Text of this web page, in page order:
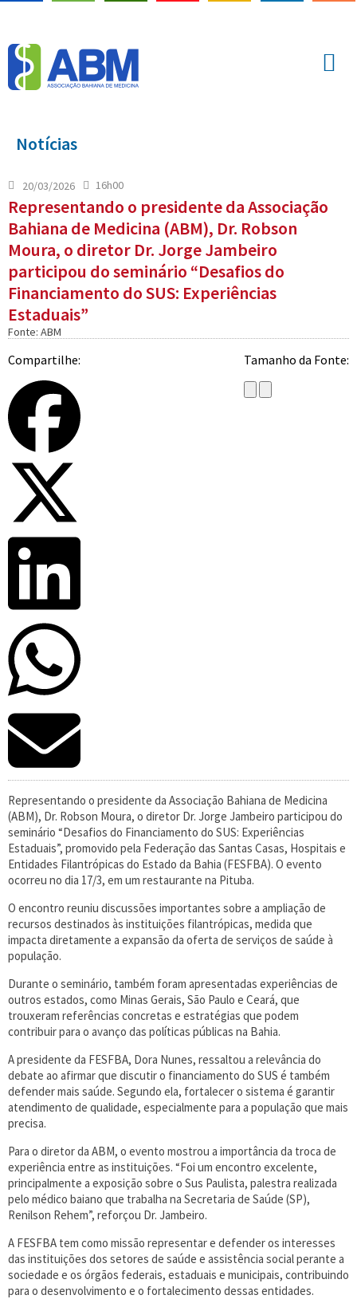
Notícias
20/03/2026 16h00
Representando o presidente da Associação
Bahiana de Medicina (ABM), Dr. Robson
Moura, o diretor Dr. Jorge Jambeiro
participou do seminário “Desafios do
Financiamento do SUS: Experiências
Estaduais”
Fonte: ABM
Compartilhe: Tamanho da Fonte:
Representando o presidente da Associação Bahiana de Medicina
(ABM), Dr. Robson Moura, o diretor Dr. Jorge Jambeiro participou do
seminário “Desafios do Financiamento do SUS: Experiências
Estaduais”, promovido pela Federação das Santas Casas, Hospitais e
Entidades Filantrópicas do Estado da Bahia (FESFBA). O evento
ocorreu no dia 17/3, em um restaurante na Pituba.
O encontro reuniu discussões importantes sobre a ampliação de
recursos destinados às instituições filantrópicas, medida que
impacta diretamente a expansão da oferta de serviços de saúde à
população.
Durante o seminário, também foram apresentadas experiências de
outros estados, como Minas Gerais, São Paulo e Ceará, que
trouxeram referências concretas e estratégias que podem
contribuir para o avanço das políticas públicas na Bahia.
A presidente da FESFBA, Dora Nunes, ressaltou a relevância do
debate ao afirmar que discutir o financiamento do SUS é também
defender mais saúde. Segundo ela, fortalecer o sistema é garantir
atendimento de qualidade, especialmente para a população que mais
precisa.
Para o diretor da ABM, o evento mostrou a importância da troca de
experiência entre as instituições. “Foi um encontro excelente,
principalmente a exposição sobre o Sus Paulista, palestra realizada
pelo médico baiano que trabalha na Secretaria de Saúde (SP),
Renilson Rehem”, reforçou Dr. Jambeiro.
A FESFBA tem como missão representar e defender os interesses
das instituições dos setores de saúde e assistência social perante a
sociedade e os órgãos federais, estaduais e municipais, contribuindo
para o desenvolvimento e o fortalecimento dessas entidades.